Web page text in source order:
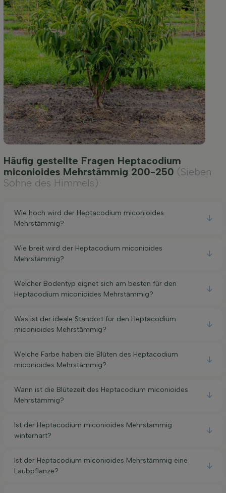
Häufig gestellte Fragen Heptacodium
miconioides Mehrstämmig 200-250 (Sieben
Söhne des Himmels)
Wie hoch wird der Heptacodium miconioides
Mehrstämmig?
Wie breit wird der Heptacodium miconioides
Mehrstämmig?
Welcher Bodentyp eignet sich am besten für den
Heptacodium miconioides Mehrstämmig?
Was ist der ideale Standort für den Heptacodium
miconioides Mehrstämmig?
Welche Farbe haben die Blüten des Heptacodium
miconioides Mehrstämmig?
Wann ist die Blütezeit des Heptacodium miconioides
Mehrstämmig?
Ist der Heptacodium miconioides Mehrstämmig
winterhart?
Ist der Heptacodium miconioides Mehrstämmig eine
Laubpflanze?